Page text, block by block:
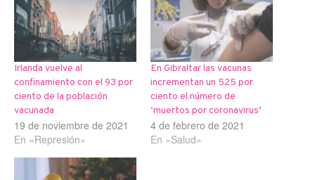
Irlanda vuelve al
confinamiento con el 93 por
ciento de la población
vacunada
19 de noviembre de 2021
En «Represión»
En Gibraltar las vacunas
incrementan un 525 por
ciento el número de
‘muertos por coronavirus’
4 de febrero de 2021
En «Salud»